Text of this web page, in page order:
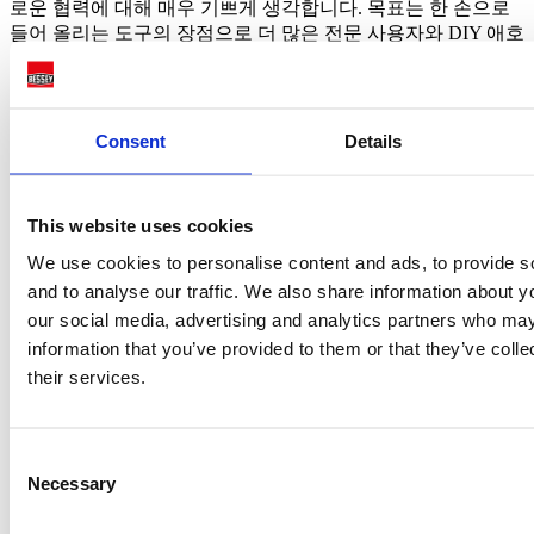
Consent Details
This website uses cookies
We use cookies to personalise content and ads, to provide
and to analyse our traffic. We also share information about
our social media, advertising and analytics partners who
information that you’ve provided to them or that they’ve
their services.
Selection
Necessary
로운 협력에 대해 매우 기쁘게 생각합니다. 목표는 한 손으로
들어 올리는 도구의 장점으로 더 많은 전문 사용자와 DIY 애호
가들에게 영감을 주는 것입니다.
것이 우리의 비전입니다. 이번 협약은 그 비전이 현실로 다가
오고 있음을 증명합니다"라고
베세이의 카르스텐 스팡 CEO는 덧붙였습니다:
습니다. 한계를 뛰어넘은 도구죠! 이 혁신에 영감을 받아 베세
이 제품에 담긴 모든 열정을 쏟아 BEYCEPS를 탄생시켰습니
다. 이 도구는 강력할 뿐만 아니라 BESSEY의 DNA—혁신적
이고 정밀하며 독보적인—를 고스란히 담고 있습니다. 단순히
더 나은 도구입니다! VIKING ARM과의 강력한 파트너십을 자